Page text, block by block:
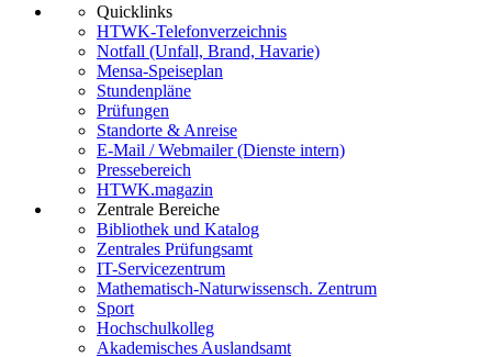
Quicklinks
HTWK-Telefonverzeichnis
Notfall (Unfall, Brand, Havarie)
Mensa-Speiseplan
Stundenpläne
Prüfungen
Standorte & Anreise
E-Mail / Webmailer (Dienste intern)
Pressebereich
HTWK.magazin
Zentrale Bereiche
Bibliothek und Katalog
Zentrales Prüfungsamt
IT-Servicezentrum
Mathematisch-Naturwissensch. Zentrum
Sport
Hochschulkolleg
Akademisches Auslandsamt